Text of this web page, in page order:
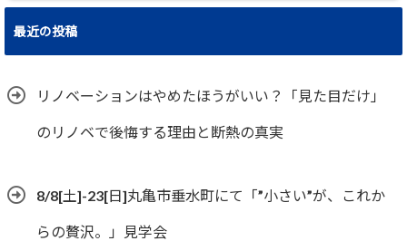
最近の投稿
リノベーションはやめたほうがいい？「見た目だけ」
のリノベで後悔する理由と断熱の真実
8/8[土]-23[日]丸亀市垂水町にて「”小さい”が、これか
らの贅沢。」見学会